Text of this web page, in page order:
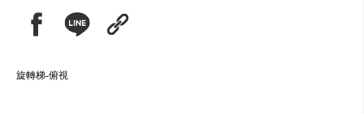
旋轉梯-俯視